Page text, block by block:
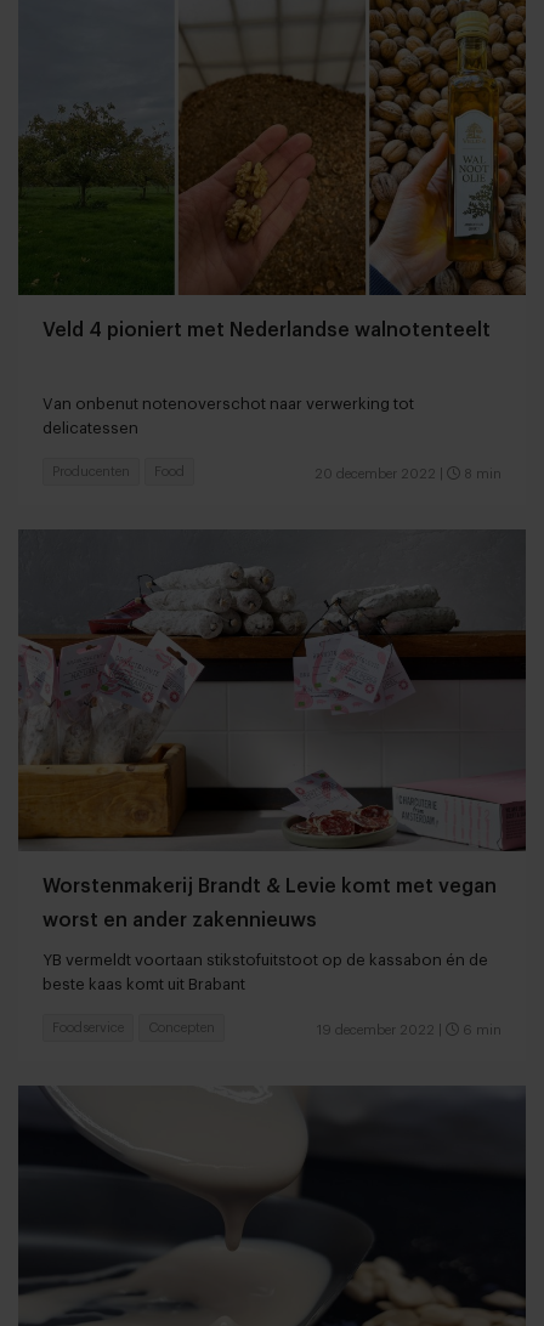
Veld 4 pioniert met Nederlandse walnotenteelt
Van onbenut notenoverschot naar verwerking tot
delicatessen
20 december 2022 8 min
Producenten Food
Worstenmakerij Brandt & Levie komt met vegan
worst en ander zakennieuws
YB vermeldt voortaan stikstofuitstoot op de kassabon én de
beste kaas komt uit Brabant
19 december 2022 6 min
Foodservice Concepten